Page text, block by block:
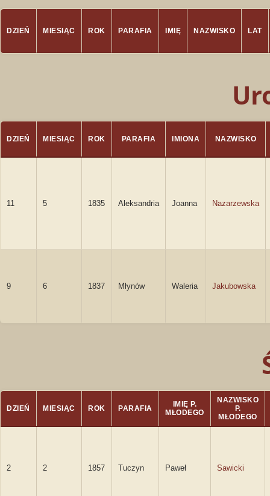
DZIEŃ MIESIĄC ROK PARAFIA IMIĘ NAZWISKO LAT
DZIEŃ MIESIĄC ROK PARAFIA IMIONA NAZWISKO
11 5 1835 Aleksandria Joanna Nazarzewska
9 6 1837 Młynów Waleria Jakubowska
DZIEŃ MIESIĄC ROK PARAFIA
IMIĘ P.
MŁODEGO
NAZWISKO
P.
MŁODEGO
2 2 1857 Tuczyn Paweł Sawicki